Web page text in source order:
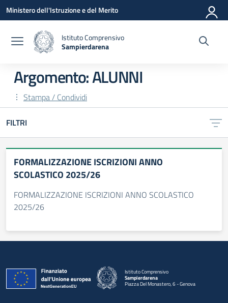
Vai ai contenuti
Vai al menu di navigazione
Vai al footer
Ministero dell'Istruzione e del Merito
Istituto Comprensivo
Sampierdarena
Argomento: ALUNNI
Stampa / Condividi
FILTRI
FORMALIZZAZIONE ISCRIZIONI ANNO
SCOLASTICO 2025/26
FORMALIZZAZIONE ISCRIZIONI ANNO SCOLASTICO
2025/26
Istituto Comprensivo
Sampierdarena
Piazza Del Monastero, 6 - Genova
— Visita la pagina iniziale della scuola